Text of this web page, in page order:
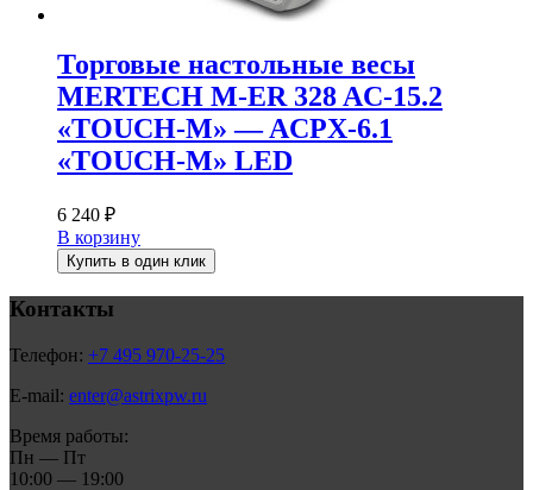
Торговые настольные весы
MERTECH M-ER 328 AC-15.2
«TOUCH-M» — ACPX-6.1
«TOUCH-M» LED
6 240 ₽
В корзину
Купить в один клик
Контакты
Телефон: +7 495 970-25-25
E-mail: enter@astrixpw.ru
Время работы:
Пн — Пт
10:00 — 19:00